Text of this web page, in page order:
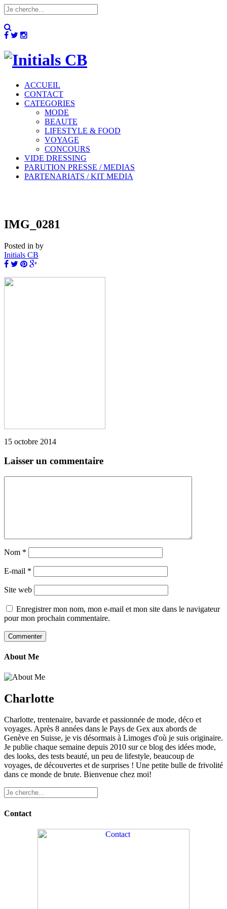
ACCUEIL
CONTACT
CATEGORIES
MODE
BEAUTE
LIFESTYLE & FOOD
VOYAGE
CONCOURS
VIDE DRESSING
PARUTION PRESSE / MEDIAS
PARTENARIATS / KIT MEDIA
IMG_0281
Posted in by
Initials CB
15 octobre 2014
Laisser un commentaire
Nom *
E-mail *
Site web
Enregistrer mon nom, mon e-mail et mon site dans le navigateur
pour mon prochain commentaire.
About Me
Charlotte
Charlotte, trentenaire, bavarde et passionnée de mode, déco et
voyages. Après 8 années dans le Pays de Gex aux abords de
Genève en Suisse, je vis désormais à Limoges d'où je suis originaire.
Je publie chaque semaine depuis 2010 sur ce blog des idées mode,
des looks, des tests beauté, un peu de lifestyle, beaucoup de
voyages, de découvertes et de surprises ! Une petite bulle de frivolité
dans ce monde de brute. Bienvenue chez moi!
Contact